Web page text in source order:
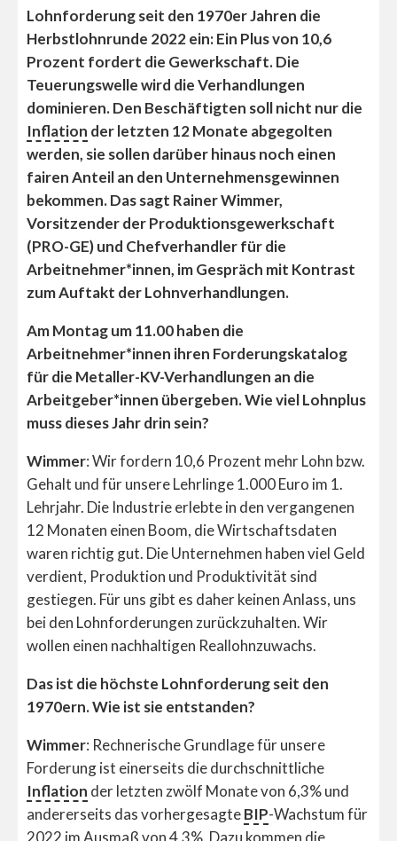
Lohnforderung seit den 1970er Jahren die
Herbstlohnrunde 2022 ein: Ein Plus von 10,6
Prozent fordert die Gewerkschaft. Die
Teuerungswelle wird die Verhandlungen
dominieren. Den Beschäftigten soll nicht nur die
Inflation der letzten 12 Monate abgegolten
werden, sie sollen darüber hinaus noch einen
fairen Anteil an den Unternehmensgewinnen
bekommen. Das sagt Rainer Wimmer,
Vorsitzender der Produktionsgewerkschaft
(PRO-GE) und Chefverhandler für die
Arbeitnehmer*innen, im Gespräch mit Kontrast
zum Auftakt der Lohnverhandlungen.
Am Montag um 11.00 haben die
Arbeitnehmer*innen ihren Forderungskatalog
für die Metaller-KV-Verhandlungen an die
Arbeitgeber*innen übergeben. Wie viel Lohnplus
muss dieses Jahr drin sein?
Wimmer: Wir fordern 10,6 Prozent mehr Lohn bzw.
Gehalt und für unsere Lehrlinge 1.000 Euro im 1.
Lehrjahr. Die Industrie erlebte in den vergangenen
12 Monaten einen Boom, die Wirtschaftsdaten
waren richtig gut. Die Unternehmen haben viel Geld
verdient, Produktion und Produktivität sind
gestiegen. Für uns gibt es daher keinen Anlass, uns
bei den Lohnforderungen zurückzuhalten. Wir
wollen einen nachhaltigen Reallohnzuwachs.
Das ist die höchste Lohnforderung seit den
1970ern. Wie ist sie entstanden?
Wimmer: Rechnerische Grundlage für unsere
Forderung ist einerseits die durchschnittliche
Inflation der letzten zwölf Monate von 6,3% und
andererseits das vorhergesagteBIP-Wachstum für
2022 im Ausmaß von 4,3%. Dazu kommen die